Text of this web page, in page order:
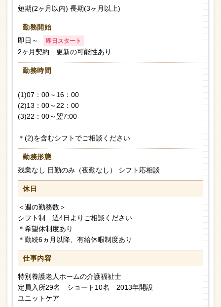
短期(2ヶ月以内) 長期(3ヶ月以上)
勤務開始
即日～
即日スタート
2ヶ月契約 更新の可能性あり
勤務時間
(1)07：00～16：00
(2)13：00～22：00
(3)22：00～翌7:00
＊(2)を含むシフトでご相談ください
勤務形態
残業なし 日勤のみ（夜勤なし） シフト応相談
休日
＜週の勤務数＞
シフト制 週4日よりご相談ください
＊希望休制度あり
＊勤続6ヵ月以降、有給休暇制度あり
仕事内容
特別養護老人ホームの介護福祉士
定員入所29名 ショート10名 2013年開設
ユニットケア